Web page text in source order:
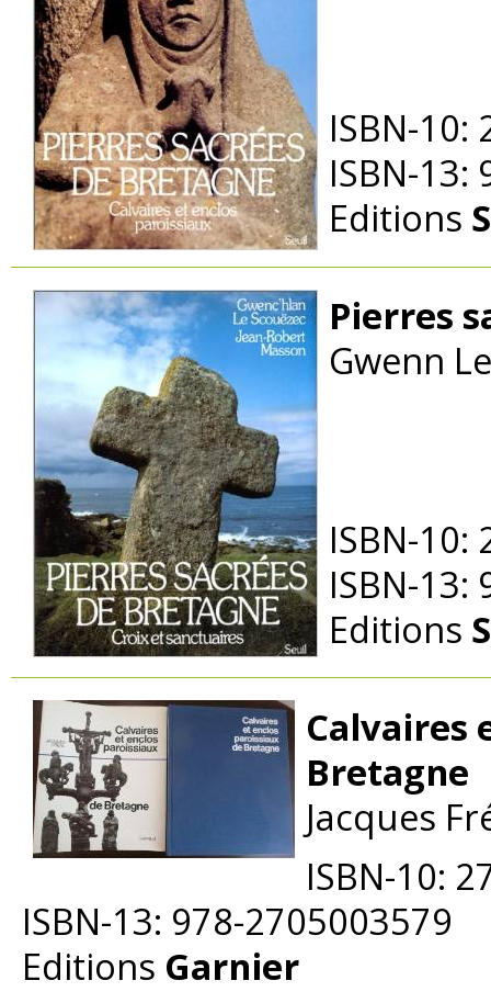
ISBN-10:
ISBN-13:
Editions
Pierres
Gwenn
ISBN-10:
ISBN-13:
Editions
Calvaires
Bretagne
Jacques
ISBN-10:
ISBN-13: 978-2705003579
Editions Garnier